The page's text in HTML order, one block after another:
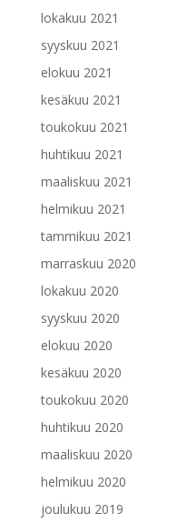
lokakuu 2021
syyskuu 2021
elokuu 2021
kesäkuu 2021
toukokuu 2021
huhtikuu 2021
maaliskuu 2021
helmikuu 2021
tammikuu 2021
marraskuu 2020
lokakuu 2020
syyskuu 2020
elokuu 2020
kesäkuu 2020
toukokuu 2020
huhtikuu 2020
maaliskuu 2020
helmikuu 2020
joulukuu 2019